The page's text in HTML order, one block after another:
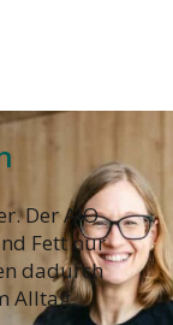
Der AIO
Fett nur
dadurch
Alltag.